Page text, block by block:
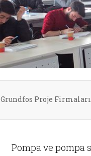
Grundfos Proje
Pompa ve pompa